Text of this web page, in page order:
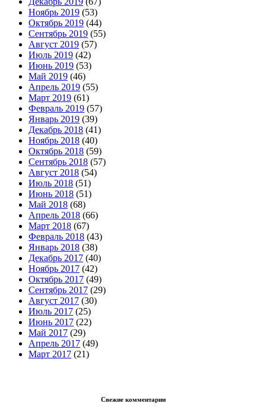
Ноябрь 2019 (53)
Октябрь 2019 (44)
Сентябрь 2019 (55)
Август 2019 (57)
Июль 2019 (42)
Июнь 2019 (53)
Май 2019 (46)
Апрель 2019 (55)
Март 2019 (61)
Февраль 2019 (57)
Январь 2019 (39)
Декабрь 2018 (41)
Ноябрь 2018 (40)
Октябрь 2018 (59)
Сентябрь 2018 (57)
Август 2018 (54)
Июль 2018 (51)
Июнь 2018 (51)
Май 2018 (68)
Апрель 2018 (66)
Март 2018 (67)
Февраль 2018 (43)
Январь 2018 (38)
Декабрь 2017 (40)
Ноябрь 2017 (42)
Октябрь 2017 (49)
Сентябрь 2017 (29)
Август 2017 (30)
Июль 2017 (25)
Июнь 2017 (22)
Май 2017 (29)
Апрель 2017 (49)
Март 2017 (21)
Свежие комментарии